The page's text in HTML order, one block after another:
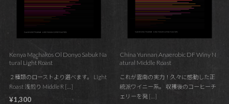
Kenya Machakos Ol Donyo Sabuk Na
tural Light Roast
２種類のローストより選べます。 Light
Roast 浅煎り Middle R […]
¥1,300
China Yunnan Anaerobic DF Winy N
atural Middle Roast
これが雲南の実力！久々に感動した正
統派ワイニー系。 収穫後のコーヒーチ
ェリーを発 […]